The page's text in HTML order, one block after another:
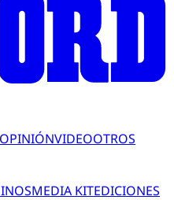
OPINIÓNVIDEOOTROS
MEDIA KITEDICIONES